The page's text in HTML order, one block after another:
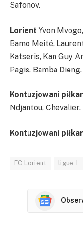
Safonov.
Lorient Yvon
Bamo Meité,
Katseris, Kan Guy
Pagis, Bamba Dieng.
Kontuzjowani
Ndjantou, Chevalier.
Kontuzjowani
FC Lorient ligue 1